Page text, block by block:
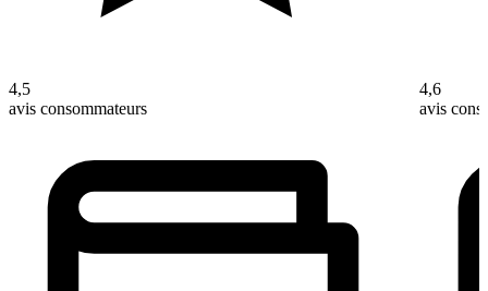
4,5
avis consommateurs
4,6
avis